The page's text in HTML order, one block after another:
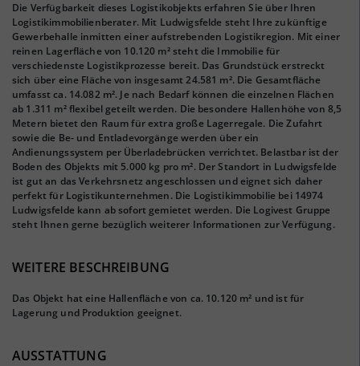
Die Verfügbarkeit dieses Logistikobjekts erfahren Sie über Ihren
Logistikimmobilienberater. Mit Ludwigsfelde steht Ihre zukünftige
Gewerbehalle inmitten einer aufstrebenden Logistikregion. Mit einer
reinen Lagerfläche von 10.120 m² steht die Immobilie für
verschiedenste Logistikprozesse bereit. Das Grundstück erstreckt
sich über eine Fläche von insgesamt 24.581 m². Die Gesamtfläche
umfasst ca. 14.082 m². Je nach Bedarf können die einzelnen Flächen
ab 1.311 m² flexibel geteilt werden. Die besondere Hallenhöhe von 8,5
Metern bietet den Raum für extra große Lagerregale. Die Zufahrt
sowie die Be- und Entladevorgänge werden über ein
Andienungssystem per Überladebrücken verrichtet. Belastbar ist der
Boden des Objekts mit 5.000 kg pro m². Der Standort in Ludwigsfelde
ist gut an das Verkehrsnetz angeschlossen und eignet sich daher
perfekt für Logistikunternehmen. Die Logistikimmobilie bei 14974
Ludwigsfelde kann ab sofort gemietet werden. Die Logivest Gruppe
steht Ihnen gerne bezüglich weiterer Informationen zur Verfügung.
WEITERE BESCHREIBUNG
Das Objekt hat eine Hallenfläche von ca. 10.120 m² und ist für
Lagerung und Produktion geeignet.
AUSSTATTUNG